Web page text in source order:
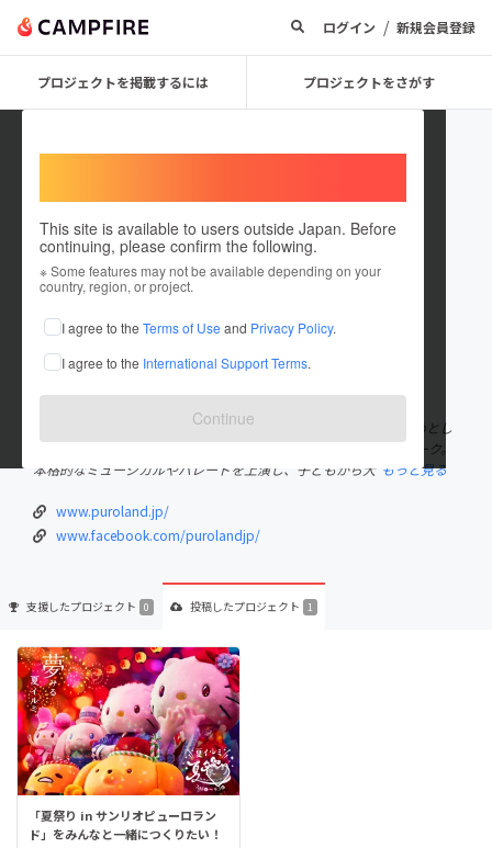
ログイン / 新規会員登録
プロジェクトを掲載するには プロジェクトをさがす
This site is available to users outside Japan. Before
continuing, please confirm the following.
※ Some features may not be available depending on your
country, region, or project.
I agree to the Terms of Use and Privacy Policy.
I agree to the International Support Terms.
Continue
sanriopuroland
これまでに1件のプロジェクトを投稿しています
在住国：日本 現在地：東京都
出身国：未設定
サンリオピューロランドは、ハローキティやマイメロディをはじめとし
た、たくさんの人気サンリオキャラクターとふれあえるテーマパーク。
本格的なミュージカルやパレードを上演し、子どもから大 もっと見る
www.puroland.jp/
www.facebook.com/purolandjp/
支援したプロジェクト 0 投稿したプロジェクト 1
「夏祭り in サンリオピューロラン
ド」をみんなと一緒につくりたい！